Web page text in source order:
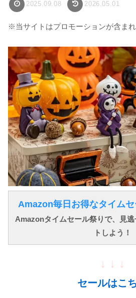
2025.09.08 2026.05.01
※当サイトはプロモーションが含ま
Amazon毎日お得なタイムセ
Amazonタイムセール祭りで、見
トしよう！
↓ ↓ ↓
セールはこ